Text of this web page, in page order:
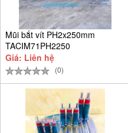
Mũi bắt vít PH2x250mm
TACIM71PH2250
Giá: Liên hệ
(0)